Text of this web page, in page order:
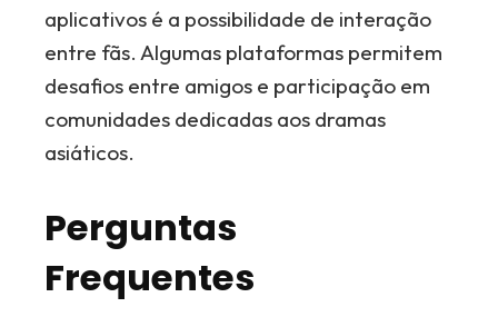
aplicativos é a possibilidade de interação
entre fãs. Algumas plataformas permitem
desafios entre amigos e participação em
comunidades dedicadas aos dramas
asiáticos.
Perguntas
Frequentes